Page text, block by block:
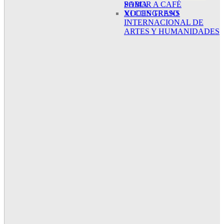
SABOR A CAFÉ
XI CONGRESO
INTERNACIONAL DE
ARTES Y HUMANIDADES
POMA
VOCES TRANS